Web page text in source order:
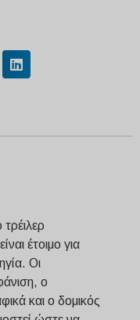
έτοιμο για
Οι
ο
και ο δομικός